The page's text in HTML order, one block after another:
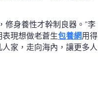
修身養性才幹制良器。”李
現想做老蒼生包養網用得
家，走向海內，讓更多人